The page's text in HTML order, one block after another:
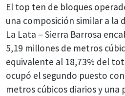
El top ten de bloques
una composición similar a la
La Lata – Sierra Barrosa
5,19 millones de metros
equivalente al 18,73% del
ocupó el segundo puesto
metros cúbicos diarios y